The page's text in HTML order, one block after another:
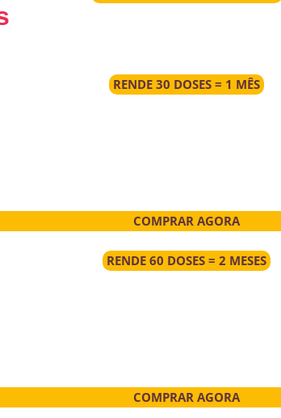
RENDE 30 DOSES = 1 MÊS
COMPRAR AGORA
RENDE 60 DOSES = 2 MESES
COMPRAR AGORA